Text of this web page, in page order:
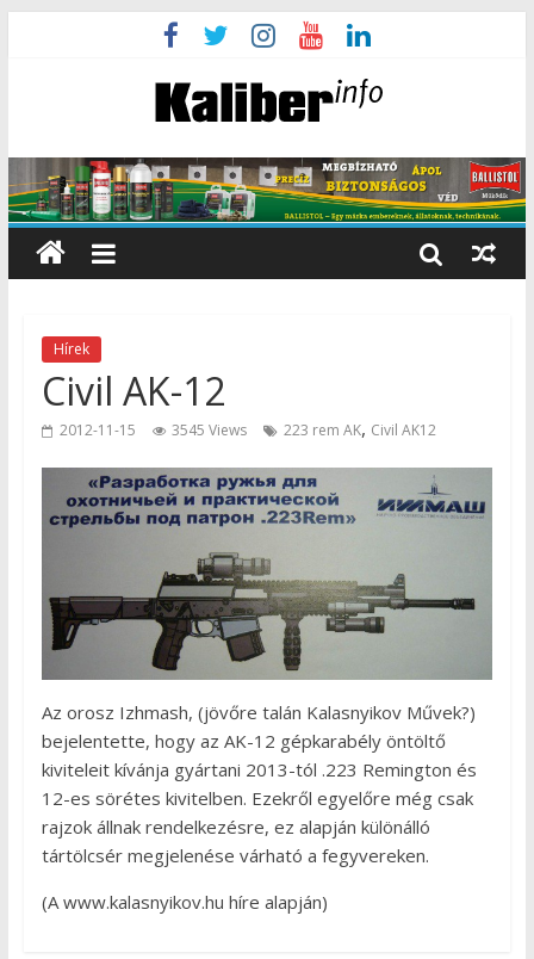
Hírek
Civil AK-12
2012-11-15 3545 Views 223 rem AK, Civil AK12
Az orosz Izhmash, (jövőre talán Kalasnyikov Művek?)
bejelentette, hogy az AK-12 gépkarabély öntöltő
kiviteleit kívánja gyártani 2013-tól .223 Remington és
12-es sörétes kivitelben. Ezekről egyelőre még csak
rajzok állnak rendelkezésre, ez alapján különálló
tártölcsér megjelenése várható a fegyvereken.
(A www.kalasnyikov.hu híre alapján)